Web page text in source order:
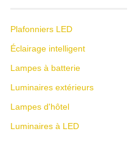
Plafonniers LED
Éclairage intelligent
Lampes à batterie
Luminaires extérieurs
Lampes d'hôtel
Luminaires à LED